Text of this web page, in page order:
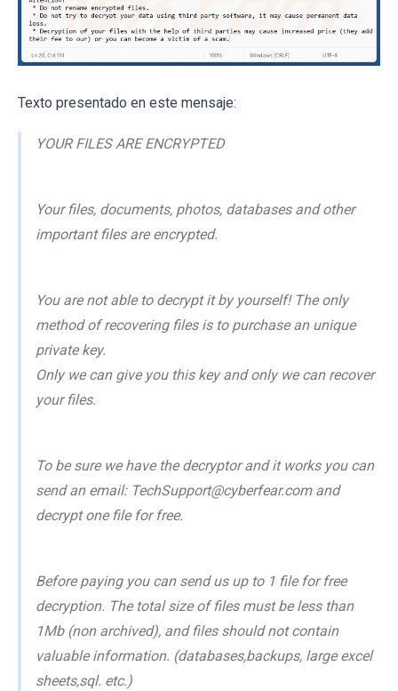
Texto presentado en este mensaje:
YOUR FILES ARE ENCRYPTED
Your files, documents, photos, databases and other
important files are encrypted.
You are not able to decrypt it by yourself! The only
method of recovering files is to purchase an unique
private key.
Only we can give you this key and only we can recover
your files.
To be sure we have the decryptor and it works you can
send an email: TechSupport@cyberfear.com and
decrypt one file for free.
Before paying you can send us up to 1 file for free
decryption. The total size of files must be less than
1Mb (non archived), and files should not contain
valuable information. (databases,backups, large excel
sheets,sql. etc.)